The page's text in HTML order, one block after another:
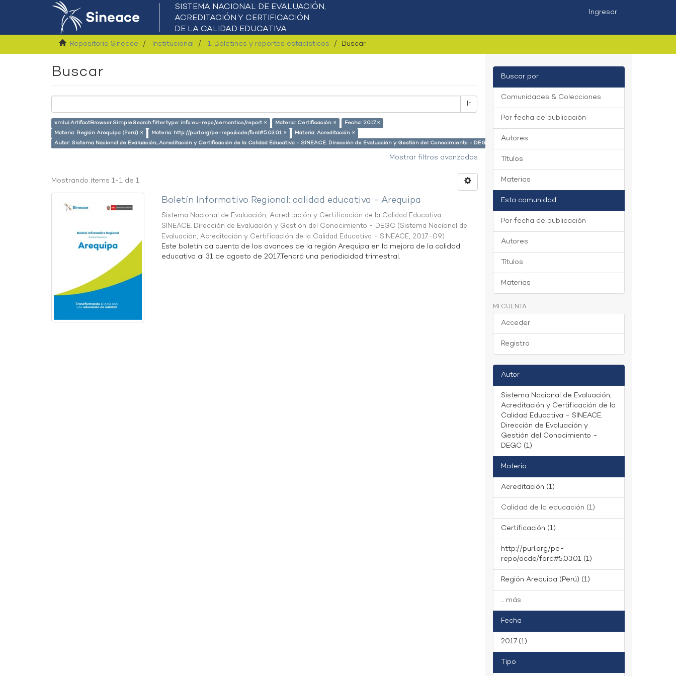
Ingresar
Repositorio Sineace Institucional 1. Boletines y reportes estadísticos Buscar
Buscar
Ir
xmlui.ArtifactBrowser.SimpleSearch.filter.type: info:eu-repo/semantics/report × Materia: Certificación ×
Fecha: 2017 ×
Materia: Región Arequipa (Perú) ×
Materia: http://purl.org/pe-repo/ocde/ford#5.03.01 ×
Materia: Acreditación ×
Autor: Sistema Nacional de Evaluación, Acreditación y Certificación de la Calidad Educativa - SINEACE. Dirección de Evaluación y Gestión del Conocimiento - DEGC ×
Mostrar filtros avanzados
Mostrando ítems 1-1 de 1
Boletín Informativo Regional: calidad educativa - Arequipa
Sistema Nacional de Evaluación, Acreditación y Certificación de la Calidad Educativa -
SINEACE. Dirección de Evaluación y Gestión del Conocimiento - DEGC (Sistema Nacional de
Evaluación, Acreditación y Certificación de la Calidad Educativa - SINEACE, 2017-09)
Este boletín da cuenta de los avances de la región Arequipa en la mejora de la calidad
educativa al 31 de agosto de 2017.Tendrá una periodicidad trimestral.
Buscar por
Comunidades & Colecciones
Por fecha de publicación
Autores
Títulos
Materias
Esta comunidad
Por fecha de publicación
Autores
Títulos
Materias
MI CUENTA
Acceder
Registro
Autor
Sistema Nacional de Evaluación,
Acreditación y Certificación de la
Calidad Educativa - SINEACE.
Dirección de Evaluación y
Gestión del Conocimiento -
DEGC (1)
Materia
Acreditación (1)
Calidad de la educación (1)
Certificación (1)
http://purl.org/pe-
repo/ocde/ford#5.03.01 (1)
Región Arequipa (Perú) (1)
... más
Fecha
2017 (1)
Tipo